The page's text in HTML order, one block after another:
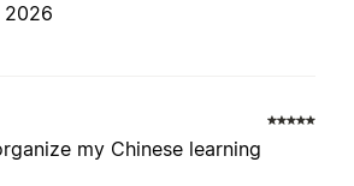
2026
my Chinese learning